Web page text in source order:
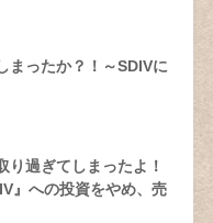
まったか？！～SDIVに
り過ぎてしまったよ！
』への投資をやめ、売